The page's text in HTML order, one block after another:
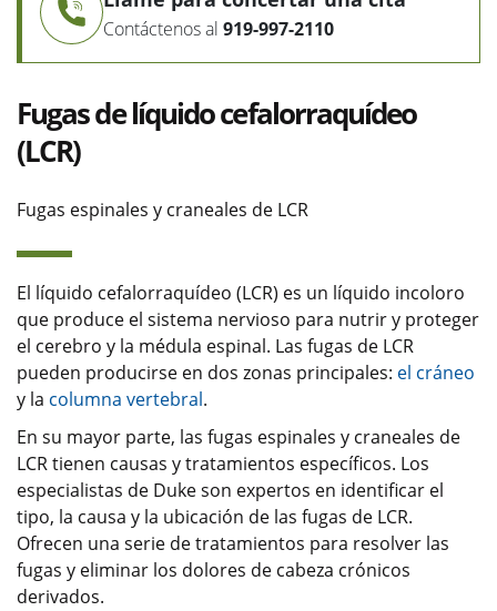
Contáctenos al 919-997-2110
Fugas de líquido cefalorraquídeo
(LCR)
Fugas espinales y craneales de LCR
El líquido cefalorraquídeo (LCR) es un líquido incoloro
que produce el sistema nervioso para nutrir y proteger
el cerebro y la médula espinal. Las fugas de LCR
pueden producirse en dos zonas principales: el cráneo
y la columna vertebral.
En su mayor parte, las fugas espinales y craneales de
LCR tienen causas y tratamientos específicos. Los
especialistas de Duke son expertos en identificar el
tipo, la causa y la ubicación de las fugas de LCR.
Ofrecen una serie de tratamientos para resolver las
fugas y eliminar los dolores de cabeza crónicos
derivados.